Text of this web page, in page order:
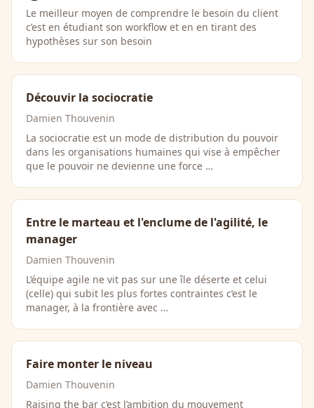
Le meilleur moyen de comprendre le besoin du client
c’est en étudiant son workflow et en en tirant des
hypothèses sur son besoin
Découvir la sociocratie
Damien Thouvenin
La sociocratie est un mode de distribution du pouvoir
dans les organisations humaines qui vise à empêcher
que le pouvoir ne devienne une force …
Entre le marteau et l'enclume de l'agilité, le
manager
Damien Thouvenin
L’équipe agile ne vit pas sur une île déserte et celui
(celle) qui subit les plus fortes contraintes c’est le
manager, à la frontière avec …
Faire monter le niveau
Damien Thouvenin
Raising the bar c’est l’ambition du mouvement